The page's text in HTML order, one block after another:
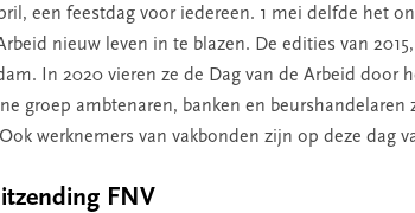
een feestdag voor iedereen. 1 mei delfde het
nieuw leven in te blazen. De edities van
In 2020 vieren ze de Dag van de Arbeid door
groep ambtenaren, banken en
werknemers van vakbonden zijn op deze dag
FNV